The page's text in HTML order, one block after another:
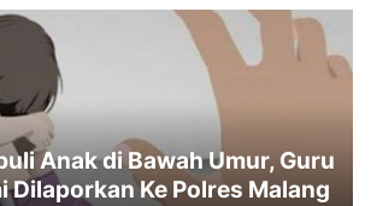
Anak di Bawah Umur, Guru
Dilaporkan Ke Polres Malang